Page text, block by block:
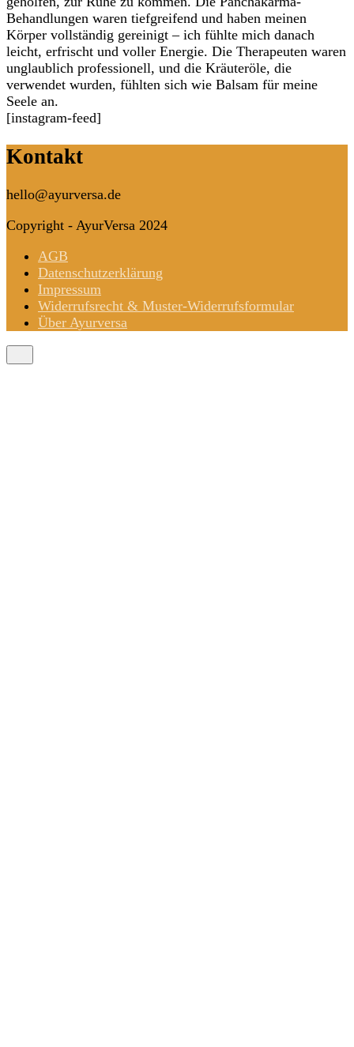
Behandlungen waren tiefgreifend und haben meinen
Körper vollständig gereinigt – ich fühlte mich danach
leicht, erfrischt und voller Energie. Die Therapeuten waren
unglaublich professionell, und die Kräuteröle, die
verwendet wurden, fühlten sich wie Balsam für meine
Seele an.
[instagram-feed]
Kontakt
hello@ayurversa.de
Copyright - AyurVersa 2024
AGB
Datenschutzerklärung
Impressum
Widerrufsrecht & Muster-Widerrufsformular
Über Ayurversa